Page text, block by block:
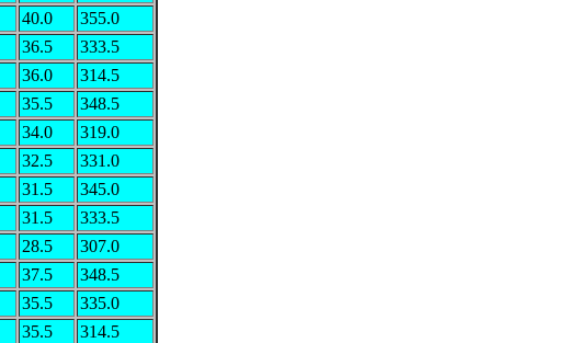
40.0
355.0
36.5
333.5
36.0
314.5
35.5
348.5
34.0
319.0
32.5
331.0
31.5
345.0
31.5
333.5
28.5
307.0
37.5
348.5
35.5
335.0
35.5 314.5